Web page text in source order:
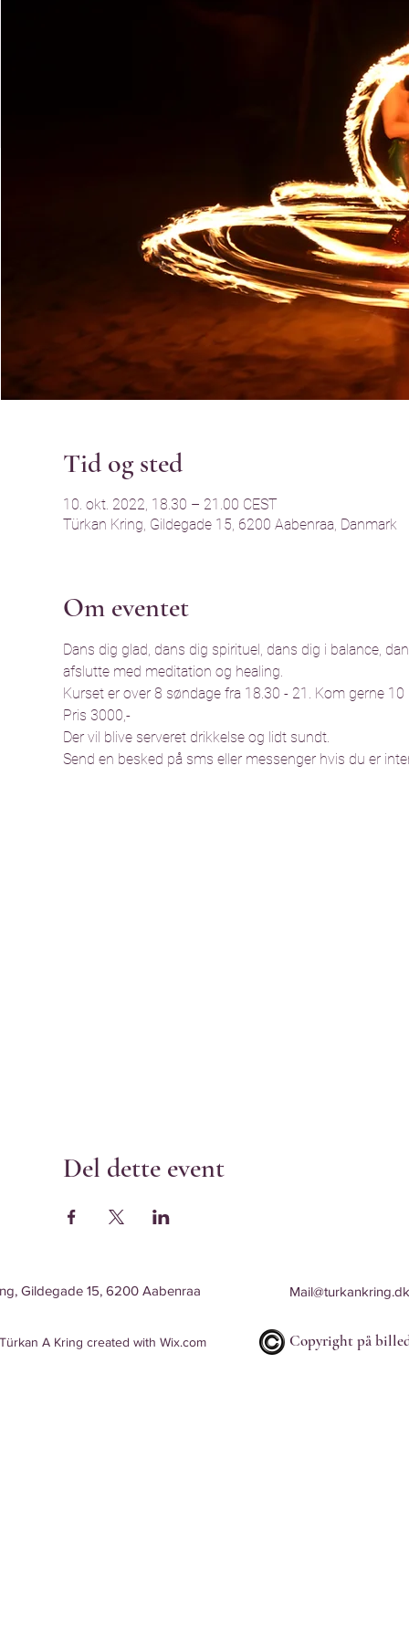
Tid og sted
10. okt. 2022, 18.30 – 21.00 CEST
Türkan Kring, Gildegade 15, 6200 Aabenraa, Danmark
Om eventet
Dans dig glad, dans dig spirituel, dans dig i balance,
afslutte med meditation og healing.
Kurset er over 8 søndage fra 18.30 - 21. Kom gerne
Pris 3000,-
Der vil blive serveret drikkelse og lidt sundt.
Send en besked på sms eller messenger hvis du er
Del dette event
Gildegade 15, 6200 Aabenraa
A Kring created with Wix.com
Mail@turkankring.dk
Copyright på